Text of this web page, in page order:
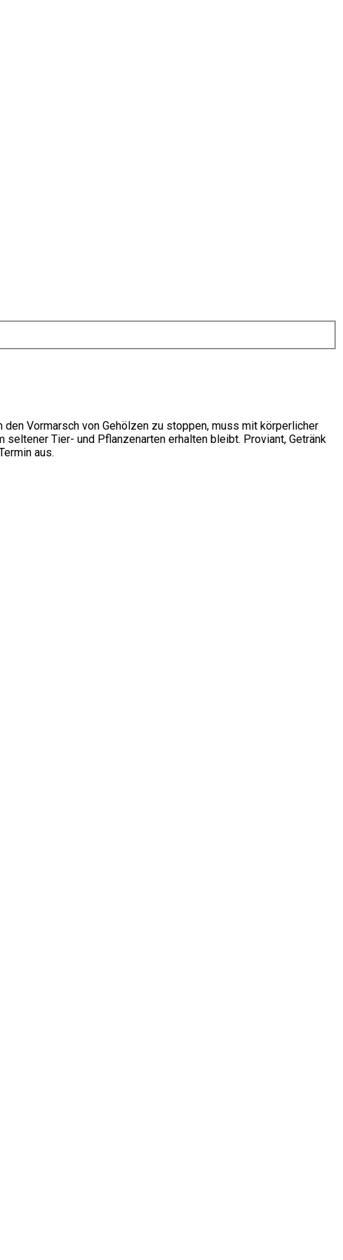
Vormarsch von Gehölzen zu stoppen, muss mit körperlicher
Tier- und Pflanzenarten erhalten bleibt. Proviant, Getränk
aus.